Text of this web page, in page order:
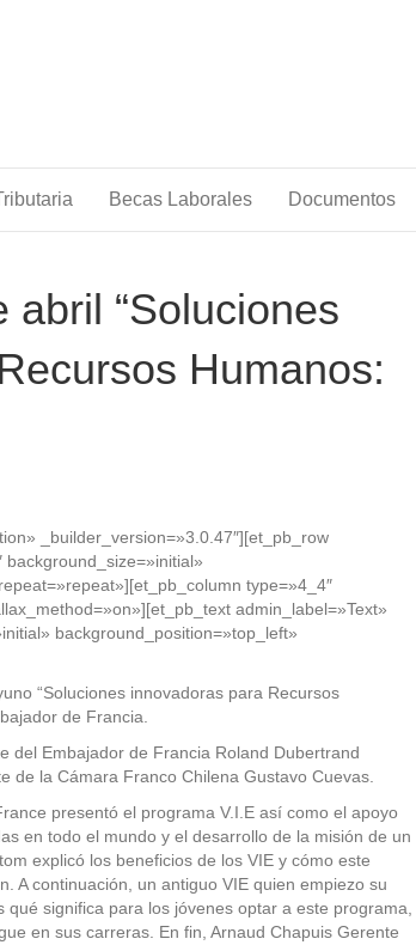
Becas Laborales Documentos
abril “Soluciones
Humanos:
_builder_version=»3.0.47″][et_pb_row
type=»4_4″
admin_label=»Text»
background_position=»top_left»
“Soluciones innovadoras para Recursos
de Francia.
del Embajador de Francia Roland Dubertrand
de la Cámara Franco Chilena Gustavo Cuevas.
presentó el programa V.I.E así como el apoyo
en todo el mundo y el desarrollo de la misión de un
explicó los beneficios de los VIE y cómo este
A continuación, un antiguo VIE quien empiezo su
significa para los jóvenes optar a este programa,
en sus carreras. En fin, Arnaud Chapuis Gerente